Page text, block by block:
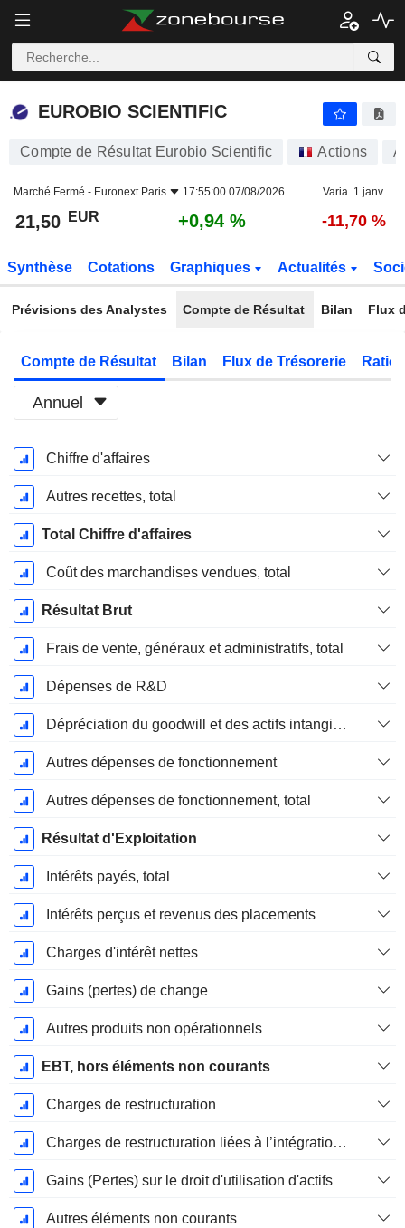
EUROBIO SCIENTIFIC
EUROBIO SCIENTIFIC
Compte de Résultat Eurobio Scientific Actions
Marché Fermé - Euronext Paris 17:55:00 07/08/2026 Varia. 1 janv.
21,50 EUR +0,94 % -11,70 %
Synthèse Cotations Graphiques Actualités
Prévisions des Analystes Compte de Résultat Bilan Flux
Compte de Résultat Bilan Flux de Trésorerie
Annuel
Période
Fiscale:
Décembre
Chiffre d'affaires
Autres recettes, total
Total Chiffre d'affaires
Coût des marchandises vendues, total
Résultat Brut
Frais de vente, généraux et administratifs, total
Dépenses de R&D
Dépréciation du goodwill et des actifs intangibles
Autres dépenses de fonctionnement
Autres dépenses de fonctionnement, total
Résultat d'Exploitation
Intérêts payés, total
Intérêts perçus et revenus des placements
Charges d'intérêt nettes
Gains (pertes) de change
Autres produits non opérationnels
EBT, hors éléments non courants
Charges de restructuration
Charges de restructuration liées à l’intégration d’une nouvelle activité (Fusions, Acquisitions)
Gains (Pertes) sur le droit d'utilisation d'actifs
Autres éléments non courants